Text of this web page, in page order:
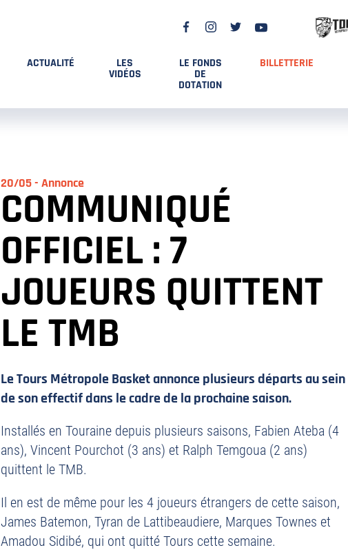
ACTUALITÉ LES
VIDÉOS
LE FONDS
DE
DOTATION
BILLETTERIE
20/05 - Annonce
COMMUNIQUÉ
OFFICIEL : 7
JOUEURS QUITTENT
LE TMB
Le Tours Métropole Basket annonce plusieurs départs au sein
de son effectif dans le cadre de la prochaine saison.
Installés en Touraine depuis plusieurs saisons, Fabien Ateba (4
ans), Vincent Pourchot (3 ans) et Ralph Temgoua (2 ans)
quittent le TMB.
Il en est de même pour les 4 joueurs étrangers de cette saison,
James Batemon, Tyran de Lattibeaudiere, Marques Townes et
Amadou Sidibé, qui ont quitté Tours cette semaine.